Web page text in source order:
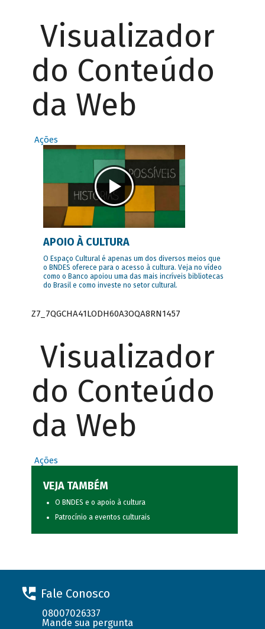
Visualizador
do Conteúdo
da Web
Ações
APOIO À CULTURA
O Espaço Cultural é apenas um dos diversos meios que
o BNDES oferece para o acesso à cultura. Veja no vídeo
como o Banco apoiou uma das mais incríveis bibliotecas
do Brasil e como investe no setor cultural.
Z7_7QGCHA41LODH60A3OQA8RN1457
Visualizador
do Conteúdo
da Web
Ações
VEJA TAMBÉM
O BNDES e o apoio à cultura
Patrocínio a eventos culturais
Fale Conosco
08007026337
Mande sua pergunta